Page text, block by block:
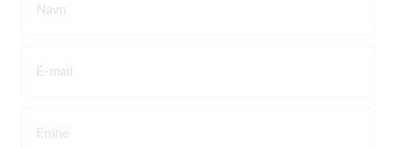
Navn
E-mail
Emne